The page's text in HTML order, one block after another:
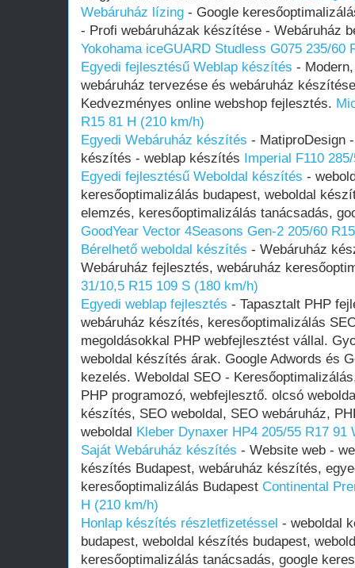
Webáruház lízing - Google
- Profi webáruházak készítése - Webáruház
Yokohama iceGUARD Studless G075 235/60
Egyedi fejlesztésű Weblap készítés -
webáruház tervezése és webáruház
Kedvezményes online webshop fejlesztés.
R15 81 H (210 km/h)
Egyedi Webáruház készítés - MatiproDesign
készítés - weblap készítés Imperial F110
Egyedi fejlesztésű Weboldal készítés -
keresőoptimalizálás budapest, weboldal
elemzés, keresőoptimalizálás tanácsadás,
GoodYear Vector 4Seasons Gen-2 205/60
Bérelhető weboldal‎ készítés - Webáruház
Webáruház fejlesztés, webáruház
31/10,5 R15 109 S (180 km/h)
Egyedi weblap fejlesztés - Tapasztalt PHP
webáruház készítés, keresőoptimalizálás
megoldásokkal PHP webfejlesztést vállal.
weboldal készítés árak. Google Adwords és
kezelés. Weboldal SEO -
PHP programozó, webfejlesztő. olcsó
készítés, SEO weboldal, SEO webáruház,
weboldal Kleber Dynaxer HP4 205/55 R17 91
Saját Webáruház készítés - Website web -
készítés Budapest, webáruház készítés,
keresőoptimalizálás Budapest Continental
H (210 km/h)
Honlap készítés részletfizetéssel - weboldal
budapest, weboldal készítés budapest,
keresőoptimalizálás tanácsadás, google